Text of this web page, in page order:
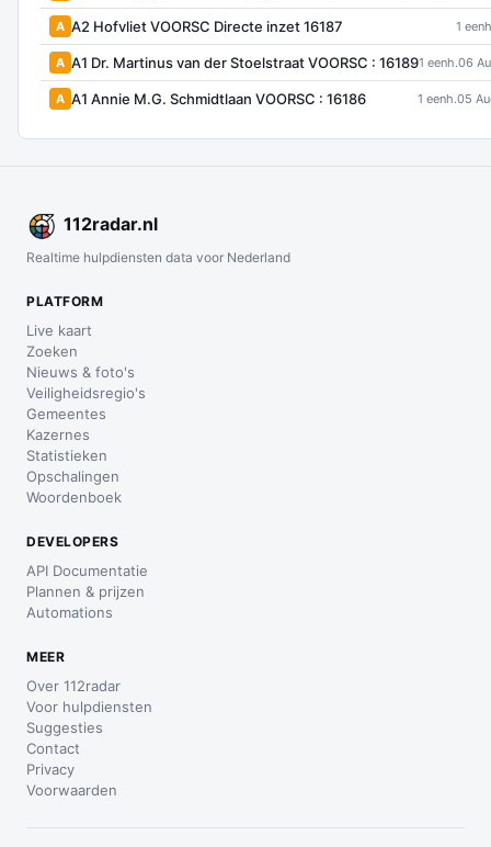
A A2 Hofvliet VOORSC Directe inzet 16187 1
A A1 Dr. Martinus van der Stoelstraat VOORSC : 161891 eenh.06
A A1 Annie M.G. Schmidtlaan VOORSC : 16186 1 eenh.05
112radar.nl
Realtime hulpdiensten data voor Nederland
PLATFORM
Live kaart
Zoeken
Nieuws & foto's
Veiligheidsregio's
Gemeentes
Kazernes
Statistieken
Opschalingen
Woordenboek
DEVELOPERS
API Documentatie
Plannen & prijzen
Automations
MEER
Over 112radar
Voor hulpdiensten
Suggesties
Contact
Privacy
Voorwaarden